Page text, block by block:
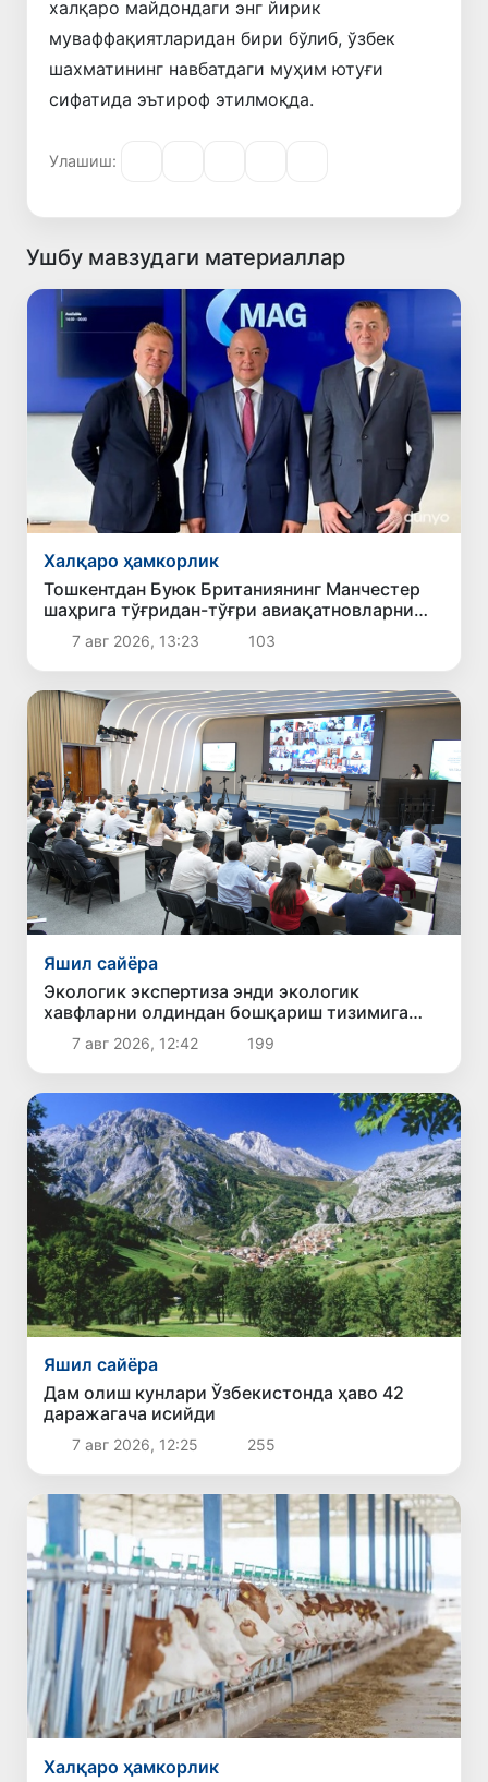
халқаро майдондаги энг йирик
муваффақиятларидан бири бўлиб, ўзбек
шахматининг навбатдаги муҳим ютуғи
сифатида эътироф этилмоқда.
Улашиш:
Ушбу мавзудаги материаллар
Халқаро ҳамкорлик
Тошкентдан Буюк Британиянинг Манчестер
шаҳрига тўғридан-тўғри авиақатновларни
йўлга қўйиш масаласи кўриб чиқилмоқда
7 авг 2026, 13:23 103
Яшил сайёра
Экологик экспертиза энди экологик
хавфларни олдиндан бошқариш тизимига
айланади
7 авг 2026, 12:42 199
Яшил сайёра
Дам олиш кунлари Ўзбекистонда ҳаво 42
даражагача исийди
7 авг 2026, 12:25 255
Халқаро ҳамкорлик